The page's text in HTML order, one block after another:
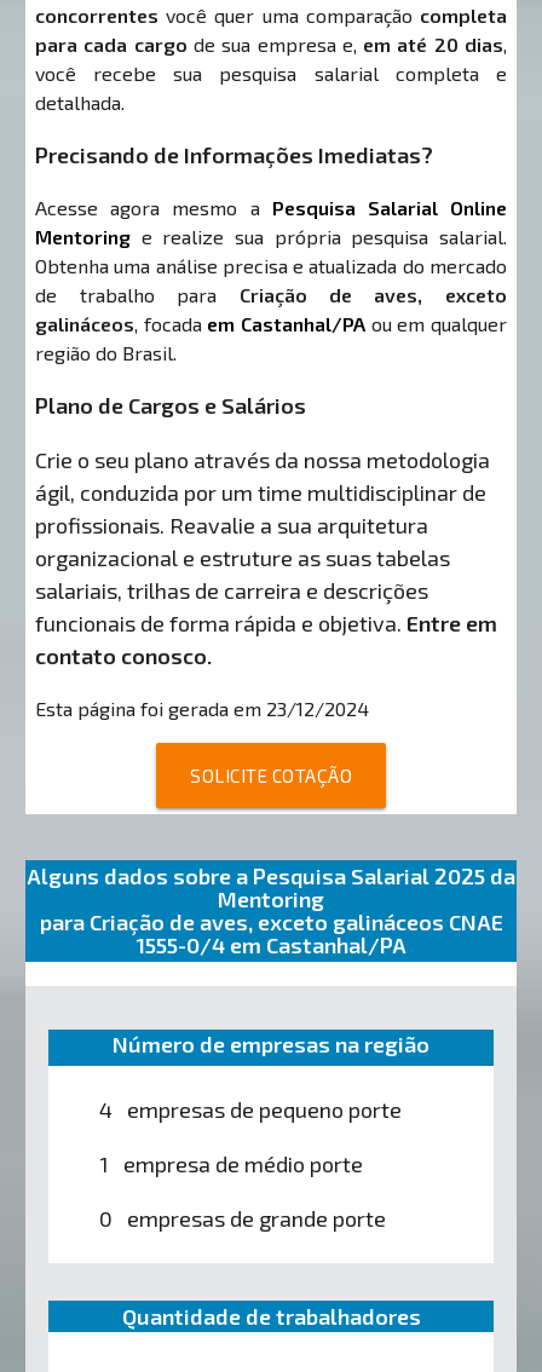
concorrentes você quer uma comparação completa
para cada cargo de sua empresa e, em até 20 dias,
você recebe sua pesquisa salarial completa e
detalhada.
Precisando de Informações Imediatas?
Acesse agora mesmo a Pesquisa Salarial Online
Mentoring e realize sua própria pesquisa salarial.
Obtenha uma análise precisa e atualizada do mercado
de trabalho para Criação de aves, exceto
galináceos, focada em Castanhal/PA ou em qualquer
região do Brasil.
Plano de Cargos e Salários
Crie o seu plano através da nossa metodologia
ágil, conduzida por um time multidisciplinar de
profissionais. Reavalie a sua arquitetura
organizacional e estruture as suas tabelas
salariais, trilhas de carreira e descrições
funcionais de forma rápida e objetiva. Entre em
contato conosco.
Esta página foi gerada em 23/12/2024
SOLICITE COTAÇÃO
Alguns dados sobre a Pesquisa Salarial 2025 da
Mentoring
para Criação de aves, exceto galináceos CNAE
1555-0/4 em Castanhal/PA
Número de empresas na região
4 empresas de pequeno porte
1 empresa de médio porte
0 empresas de grande porte
Quantidade de trabalhadores